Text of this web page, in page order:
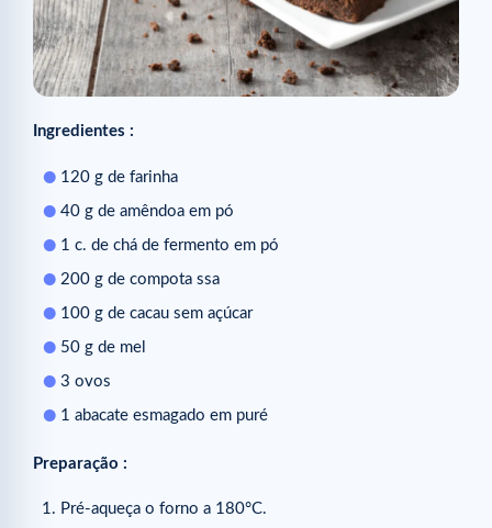
Ingredientes :
120 g de farinha
40 g de amêndoa em pó
1 c. de chá de fermento em pó
200 g de compota ssa
100 g de cacau sem açúcar
50 g de mel
3 ovos
1 abacate esmagado em puré
Preparação :
Pré-aqueça o forno a 180°C.